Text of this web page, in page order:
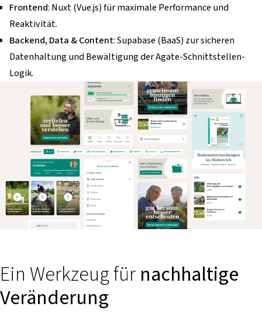
Frontend: Nuxt (Vue.js) für maximale Performance und
Reaktivität.
Backend, Data & Content: Supabase (BaaS) zur sicheren
Datenhaltung und Bewältigung der Agate-Schnittstellen-
Logik.
Ein Werkzeug für nachhaltige
Veränderung